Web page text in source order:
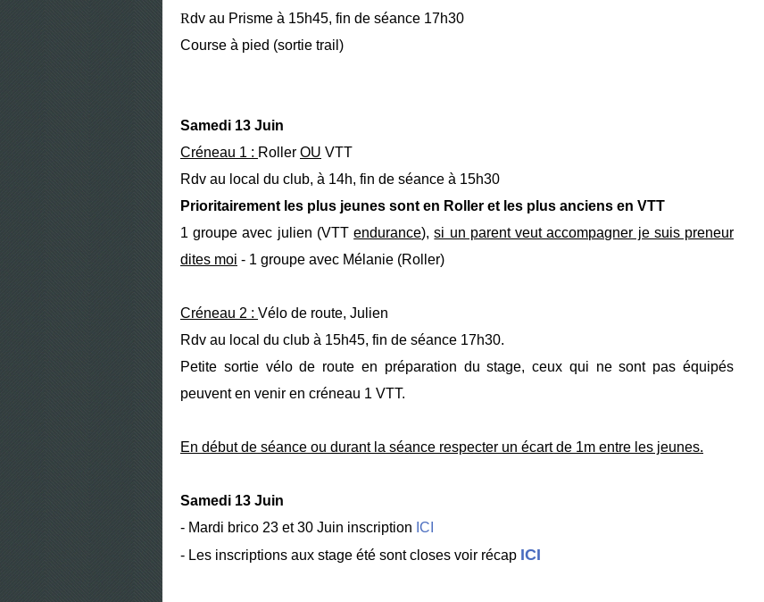
Rdv au Prisme à 15h45, fin de séance 17h30
Course à pied (sortie trail)
Samedi 13 Juin
Créneau 1 : Roller OU VTT
Rdv au local du club, à 14h, fin de séance à 15h30
Prioritairement les plus jeunes sont en Roller et les plus anciens en VTT
1 groupe avec julien (VTTendurance),si un parent veut accompagner je suis preneur
dites moi - 1 groupe avec Mélanie (Roller)
Créneau 2 : Vélo de route, Julien
Rdv au local du club à 15h45, fin de séance 17h30.
Petite sortie vélo de route en préparation du stage, ceux qui ne sont pas équipés
peuvent en venir en créneau 1 VTT.
En début de séance ou durant la séance respecter un écart de 1m entre les jeunes.
Samedi 13 Juin
- Mardi brico 23 et 30 Juin inscription ICI
- Les inscriptions aux stage été sont closes voir récap ICI